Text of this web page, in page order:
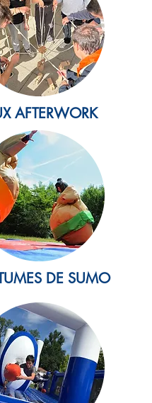
AFTERWORK
DE SUMO